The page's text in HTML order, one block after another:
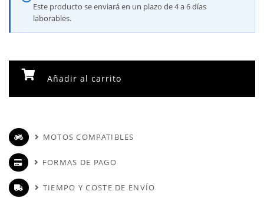
Este producto se enviará en un plazo de 4 a 6 días
laborables.
Añadir al carrito
MOTOS COMPATIBLES
FORMAS DE PAGO
TIEMPO Y COSTE DE ENVÍO